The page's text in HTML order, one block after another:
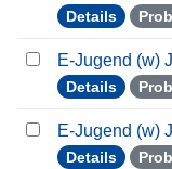
Details
E-Jugend (w)
Details
E-Jugend (w)
Details